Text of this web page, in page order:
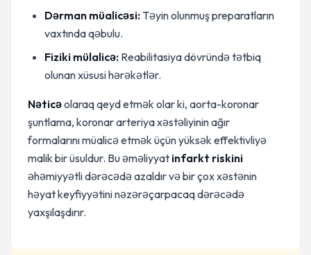
Dərman müalicəsi: Təyin olunmuş preparatların
vaxtında qəbulu.
Fiziki mülalicə: Reabilitasiya dövründə tətbiq
olunan xüsusi hərəkətlər.
Nəticəolaraq qeyd etmək olar ki, aorta-koronar
şuntlama, koronar arteriya xəstəliyinin ağır
formalarını müalicə etmək üçün yüksək effektivliyə
malik bir üsuldur. Bu əməliyyat infarkt riskini
əhəmiyyətli dərəcədə azaldır və bir çox xəstənin
həyat keyfiyyətini nəzərəçarpacaq dərəcədə
yaxşılaşdırır.